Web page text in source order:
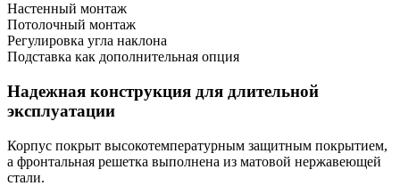
Настенный монтаж
Потолочный монтаж
Регулировка угла наклона
Подставка как дополнительная опция
Надежная конструкция для длительной
эксплуатации
Корпус покрыт высокотемпературным защитным покрытием,
а фронтальная решетка выполнена из матовой нержавеющей
стали.